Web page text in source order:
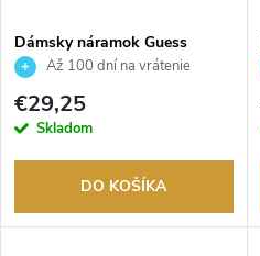
e
p
r
o
s
p
r
Dámsky náramok Guess
JUBB02248JWYGS
Až 100 dní na vrátenie
tovaru. Autorizovaný predajca.
€29,25
Skladom
DO KOŠÍKA